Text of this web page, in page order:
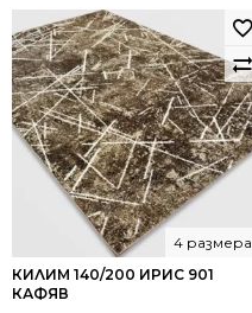
КИЛИМ 140/200 ИРИС 901
КАФЯВ
4 размера